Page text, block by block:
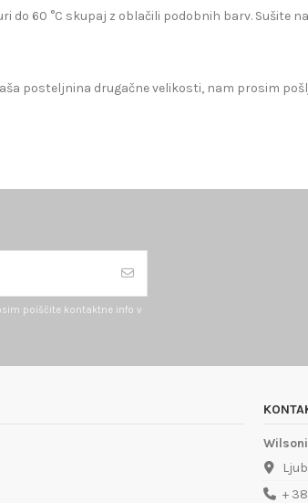
do 60 °C skupaj z oblačili podobnih barv.
posteljnina drugačne velikosti, nam prosim
poiščite kontaktne info v
+